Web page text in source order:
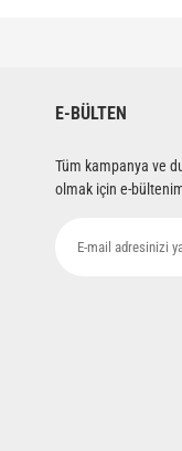
E-BÜLTEN
Tüm kampanya ve
olmak için e-